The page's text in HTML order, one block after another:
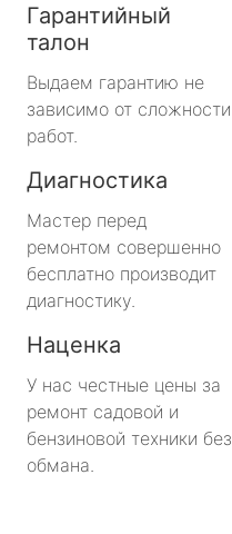
Гарантийный
талон
Выдаем гарантию не
зависимо от сложности
работ.
Диагностика
Мастер перед
ремонтом совершенно
бесплатно производит
диагностику.
Наценка
У нас честные цены за
ремонт садовой и
бензиновой техники без
обмана.